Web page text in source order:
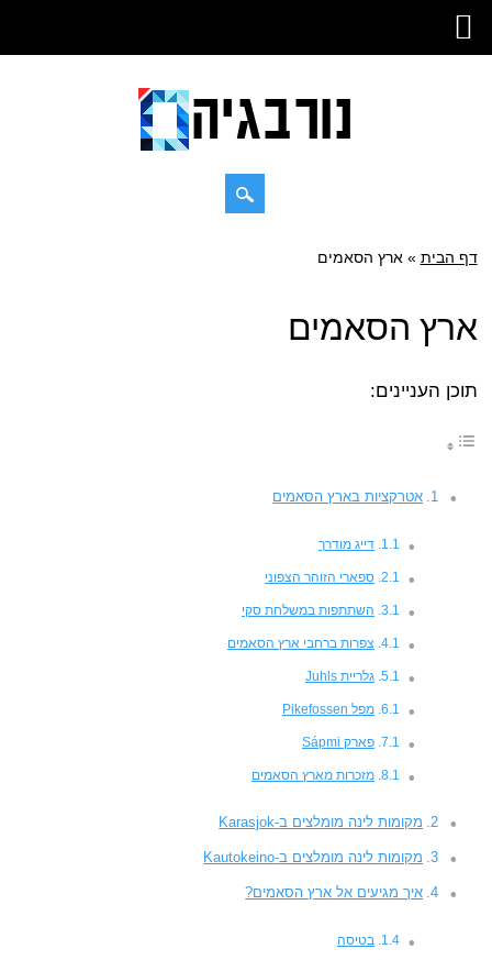
Main menu
Skip
דף הבית »ארץ הסאמים
ארץ הסאמים
תוכן העניינים:
אטרקציות בארץ הסאמים
דייג מודרך
ספארי הזוהר הצפוני
השתתפות במשלחת סקי
צפרות ברחבי ארץ הסאמים
גלריית Juhls
מפל Pikefossen
פארק Sápmi
מזכרות מארץ הסאמים
מקומות לינה מומלצים ב-Karasjok
מקומות לינה מומלצים ב-Kautokeino
איך מגיעים אל ארץ הסאמים?
בטיסה